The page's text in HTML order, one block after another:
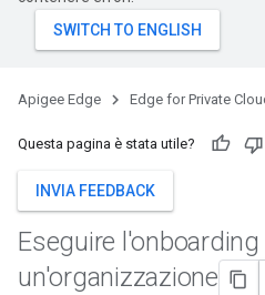
Apigee Edge Edge for Private
Questa pagina è stata utile?
INVIA FEEDBACK
Eseguire l'onboarding
un'organizzazione